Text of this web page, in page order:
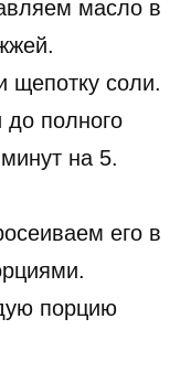
масло в
щепотку соли.
полного
на 5.
его в
порцию